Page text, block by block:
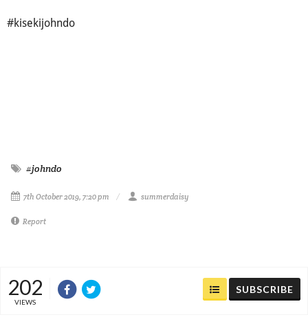
#kisekijohndo
#johndo
7th October 2019, 7:20 pm summerdaisy
Report
202
VIEWS
SUBSCRIBE